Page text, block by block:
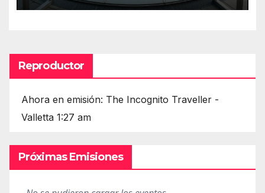
Reproductor
Ahora en emisión: The Incognito Traveller -
Valletta 1:27 am
Próximas Emisiones